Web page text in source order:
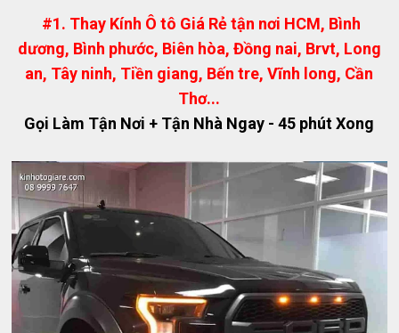
#1. Thay Kính Ô tô Giá Rẻ tận nơi HCM, Bình
dương, Bình phước, Biên hòa, Đồng nai, Brvt, Long
an, Tây ninh, Tiền giang, Bến tre, Vĩnh long, Cần
Thơ...
Gọi Làm Tận Nơi + Tận Nhà Ngay - 45 phút Xong